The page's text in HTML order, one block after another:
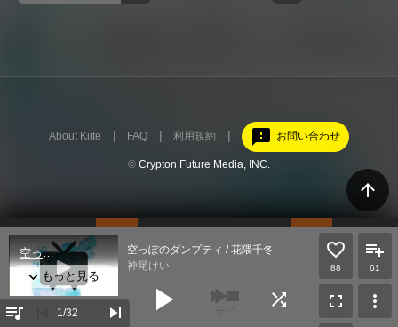
arrow_upward
About Kiite FAQ 利用規約 feedback お問い合わせ
© Crypton Future Media, INC.
queue_music 1 /32 skip_next
空っぽのダンプティ / 花隈千冬
神尾けい
play_arrow サビ
shuffle
88 61
fullscreen more_vert